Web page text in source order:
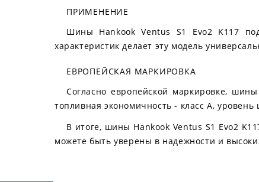
ПРИМЕНЕНИЕ
Шины Hankook Ventus S1 Evo2 K117
характеристик делает эту модель
ЕВРОПЕЙСКАЯ МАРКИРОВКА
Согласно европейской маркировке,
топливная экономичность - класс A,
В итоге, шины Hankook Ventus S1 Evo2
можете быть уверены в надежности и